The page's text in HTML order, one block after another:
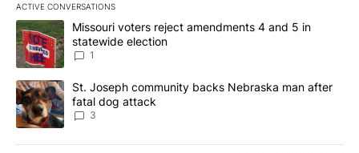
ACTIVE CONVERSATIONS
The following is a list of the most commented articles in the last
A trending article titled "Missouri voters reject amendments 4
Missouri voters reject amendments 4 and 5 in
statewide election
1
A trending article titled "St. Joseph community backs
St. Joseph community backs Nebraska man after
fatal dog attack
3